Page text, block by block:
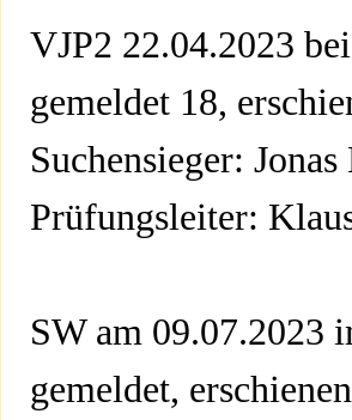
VJP2 22.04.2023
gemeldet 18,
Suchensieger:
Prüfungsleiter:
SW am 09.07.2023
gemeldet,